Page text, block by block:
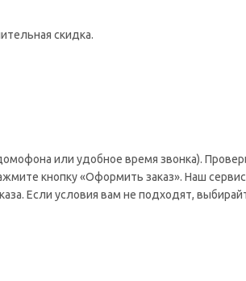
скидка.
или удобное время звонка).
кнопку «Оформить заказ». Наш
Если условия вам не подходят,